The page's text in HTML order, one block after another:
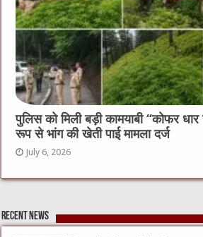
पुलिस को मिली बड़ी कामयाबी “कोफर
रूप से भांग की खेती पाई मामला दर्ज
July 6, 2026
Recent News